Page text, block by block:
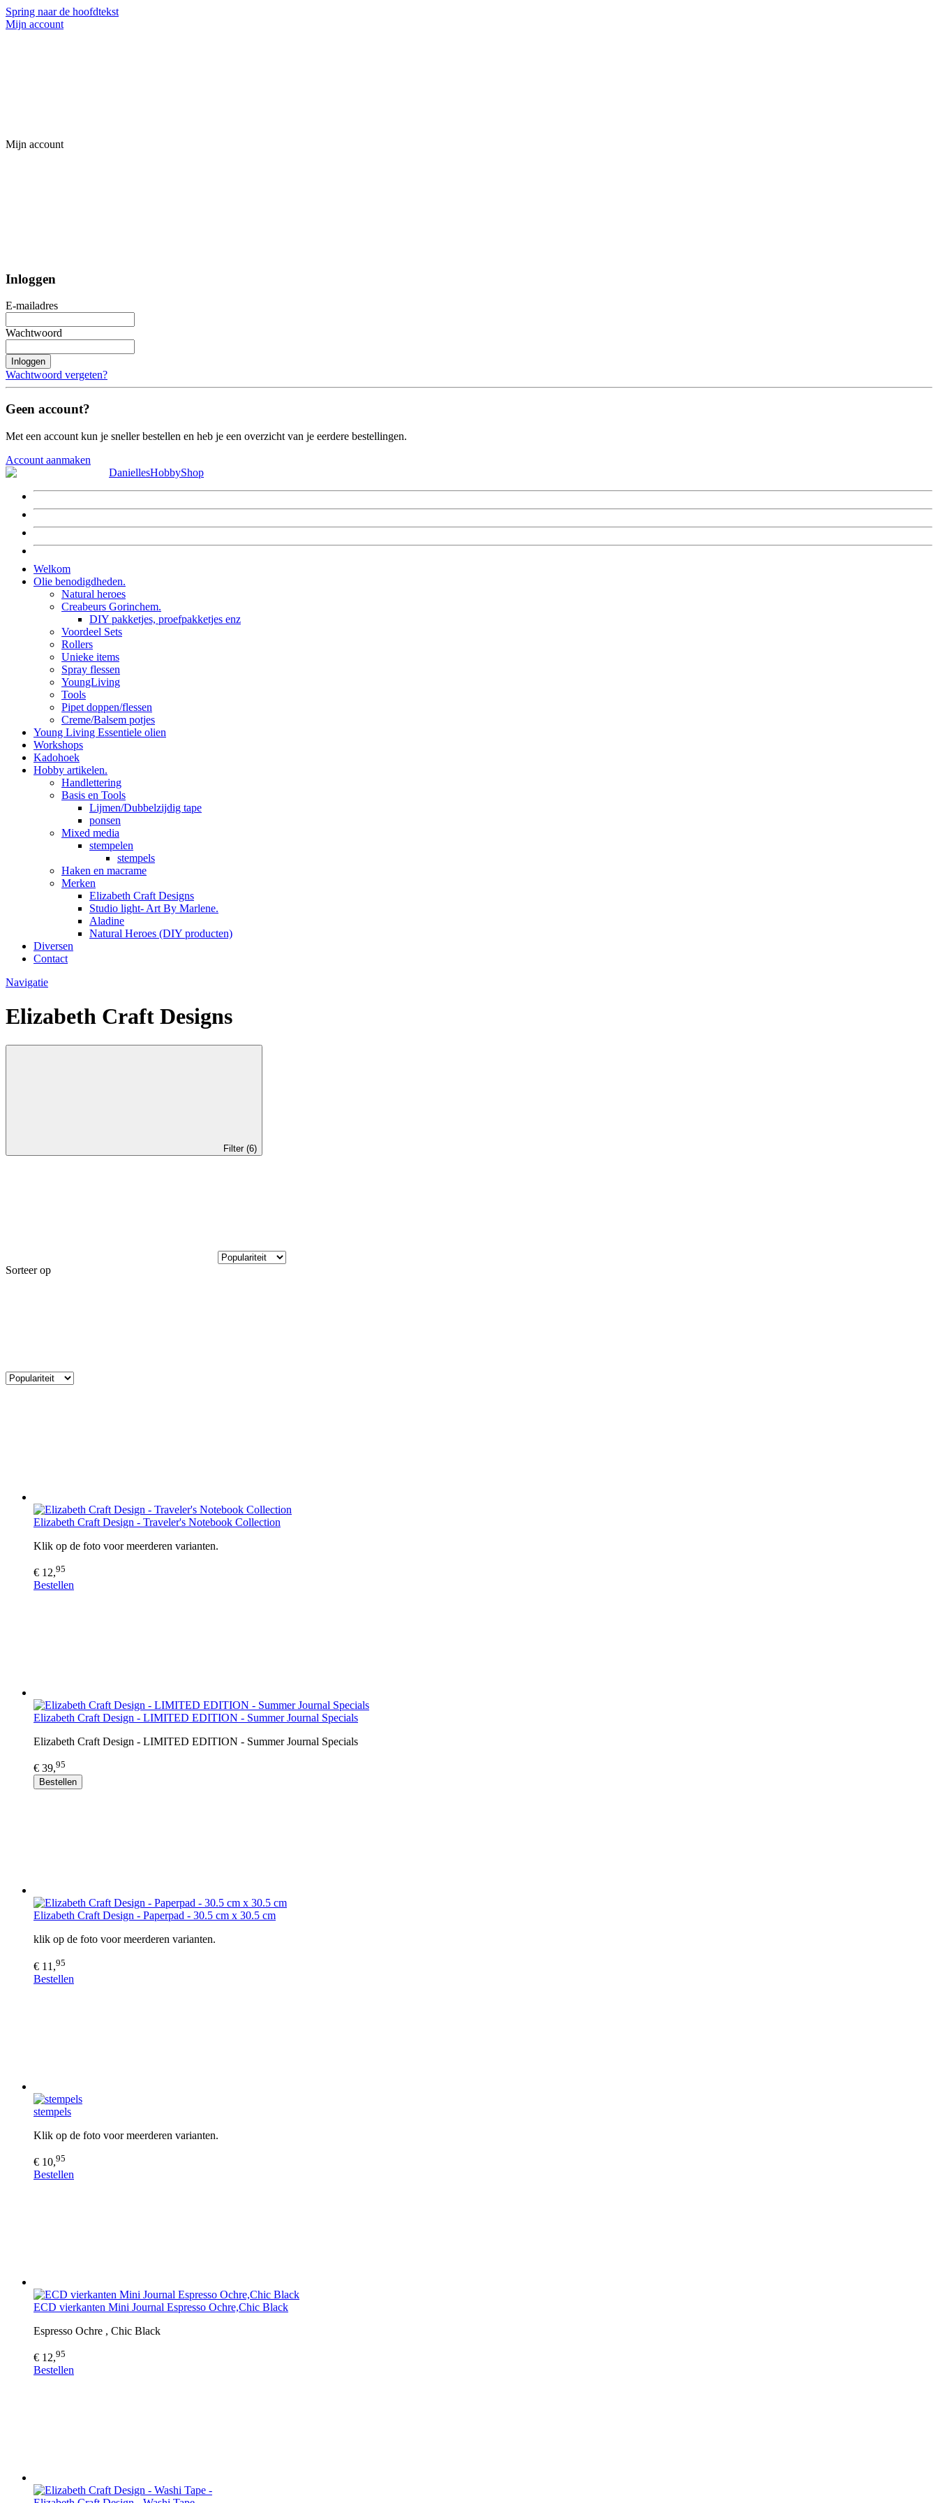
Spring naar de hoofdtekst
Mijn account
Mijn account
Inloggen
E-mailadres
Wachtwoord
Inloggen
Wachtwoord vergeten?
Geen account?
Met een account kun je sneller bestellen en heb je een overzicht van je eerdere bestellingen.
Account aanmaken
Welkom
Olie benodigdheden.
Natural heroes
Creabeurs Gorinchem.
DIY pakketjes, proefpakketjes enz
Voordeel Sets
Rollers
Unieke items
Spray flessen
YoungLiving
Tools
Pipet doppen/flessen
Creme/Balsem potjes
Young Living Essentiele olien
Workshops
Kadohoek
Hobby artikelen.
Handlettering
Basis en Tools
Lijmen/Dubbelzijdig tape
ponsen
Mixed media
stempelen
stempels
Haken en macrame
Merken
Elizabeth Craft Designs
Studio light- Art By Marlene.
Aladine
Natural Heroes (DIY producten)
Diversen
Contact
Navigatie
Elizabeth Craft Designs
Filter (6)
Sorteer op
Elizabeth Craft Design - Traveler's Notebook Collection
Klik op de foto voor meerderen varianten.
€ 12,95
Bestellen
Elizabeth Craft Design - LIMITED EDITION - Summer Journal Specials
Elizabeth Craft Design - LIMITED EDITION - Summer Journal Specials
€ 39,95
Bestellen
Elizabeth Craft Design - Paperpad - 30.5 cm x 30.5 cm
klik op de foto voor meerderen varianten.
€ 11,95
Bestellen
stempels
Klik op de foto voor meerderen varianten.
€ 10,95
Bestellen
ECD vierkanten Mini Journal Espresso Ochre,Chic Black
Espresso Ochre , Chic Black
€ 12,95
Bestellen